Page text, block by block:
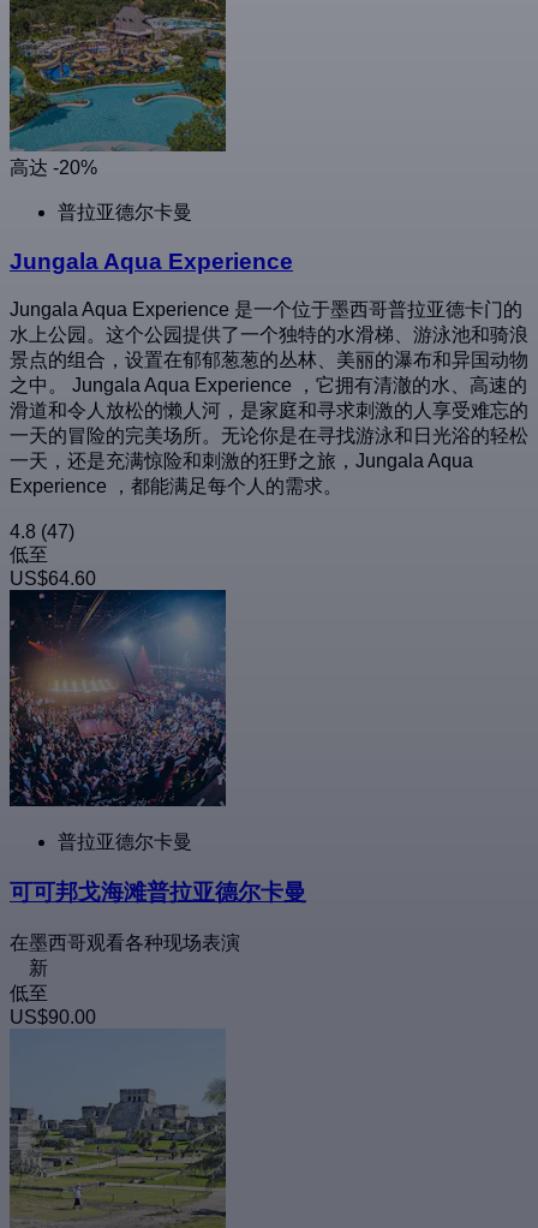
高达 -20%
普拉亚德尔卡曼
Jungala Aqua Experience
Jungala Aqua Experience 是一个位于墨西哥普拉亚德卡门的
水上公园。这个公园提供了一个独特的水滑梯、游泳池和骑浪
景点的组合，设置在郁郁葱葱的丛林、美丽的瀑布和异国动物
之中。 Jungala Aqua Experience ，它拥有清澈的水、高速的
滑道和令人放松的懒人河，是家庭和寻求刺激的人享受难忘的
一天的冒险的完美场所。无论你是在寻找游泳和日光浴的轻松
一天，还是充满惊险和刺激的狂野之旅，Jungala Aqua
Experience ，都能满足每个人的需求。
4.8 (47)
低至
US$64.60
普拉亚德尔卡曼
可可邦戈海滩普拉亚德尔卡曼
在墨西哥观看各种现场表演
新
低至
US$90.00